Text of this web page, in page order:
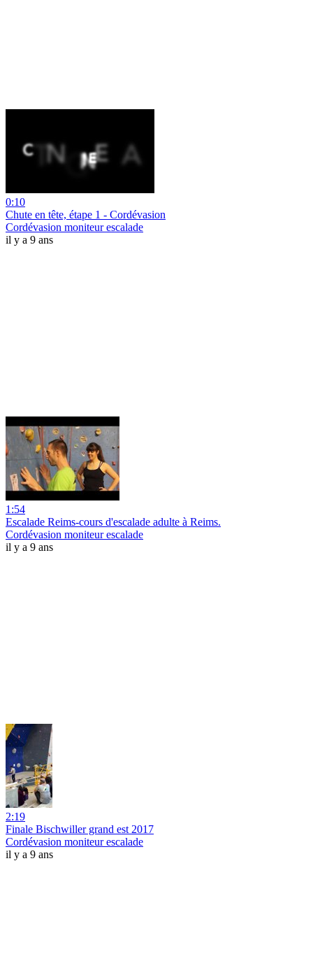
0:10
Chute en tête, étape 1 - Cordévasion
Cordévasion moniteur escalade
il y a 9 ans
1:54
Escalade Reims-cours d'escalade adulte à Reims.
Cordévasion moniteur escalade
il y a 9 ans
2:19
Finale Bischwiller grand est 2017
Cordévasion moniteur escalade
il y a 9 ans